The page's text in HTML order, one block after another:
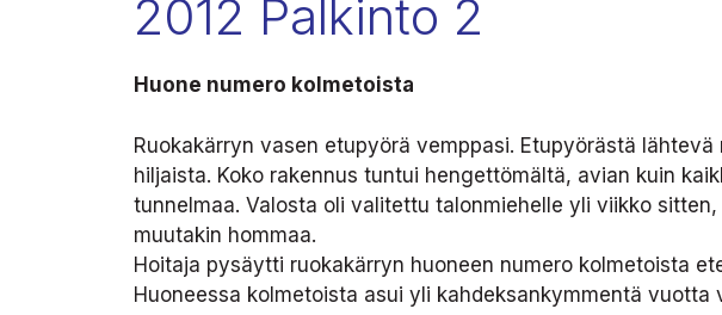
2012 Palkinto 2
Huone numero kolmetoista
Ruokakärryn vasen etupyörä vemppasi. Etupyörästä
hiljaista. Koko rakennus tuntui hengettömältä, avian kuin
tunnelmaa. Valosta oli valitettu talonmiehelle yli viikko
muutakin hommaa.
Hoitaja pysäytti ruokakärryn huoneen numero kolmetoista
Huoneessa kolmetoista asui yli kahdeksankymmentä